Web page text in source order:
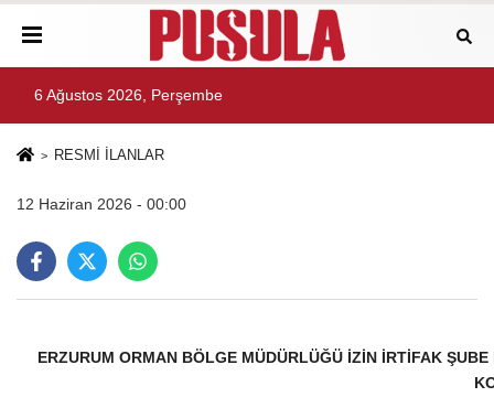
6 Ağustos 2026, Perşembe
RESMİ İLANLAR
12 Haziran 2026 - 00:00
ERZURUM ORMAN BÖLGE MÜDÜRLÜĞÜ İZİN İRTİFAK